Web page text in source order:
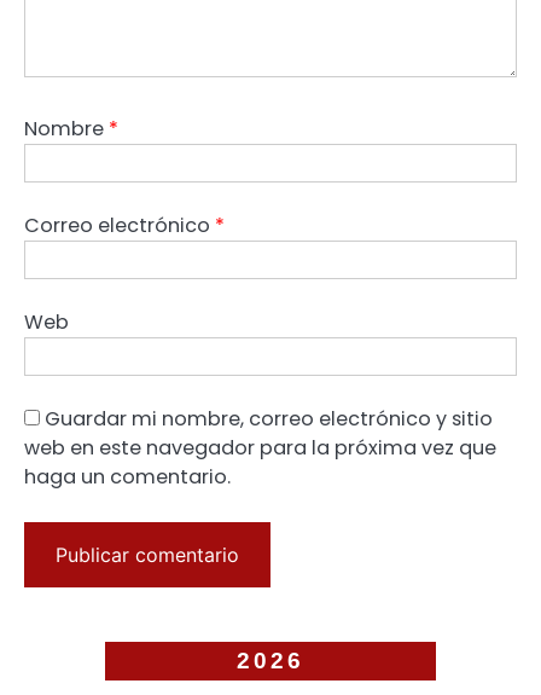
Nombre *
Correo electrónico *
Web
Guardar mi nombre, correo electrónico y sitio
web en este navegador para la próxima vez que
haga un comentario.
2026